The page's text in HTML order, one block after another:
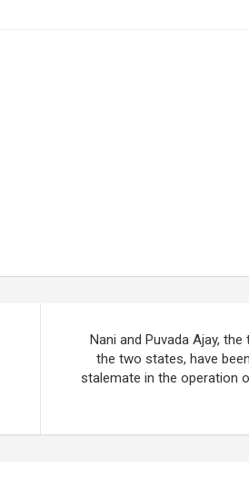
Nani and Puvada Ajay,
the two states, have
stalemate in the operation